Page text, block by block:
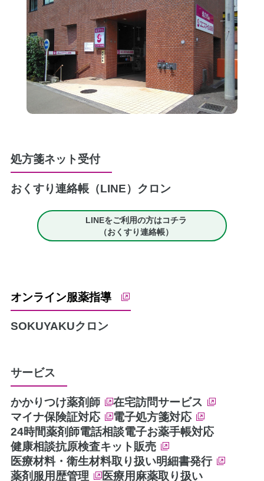
処方箋ネット受付
おくすり連絡帳（LINE） クロン
LINEをご利用の方はコチラ
（おくすり連絡帳）
オンライン服薬指導
SOKUYAKUクロン
サービス
かかりつけ薬剤師
在宅訪問サービス
マイナ保険証対応
電子処方箋対応
24時間薬剤師電話相談電子お薬手帳対応
健康相談抗原検査キット販売
医療材料・衛生材料取り扱い明細書発行
薬剤服用歴管理
医療用麻薬取り扱い